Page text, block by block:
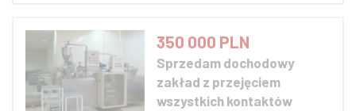
wraz z domem, znajdującą się przy
głównym Rynku kilkutysięcznego
miasta. Proponowana cena dotyczy
budynków m...
350 000 PLN
Sprzedam dochodowy
zakład z przejęciem
wszystkich kontaktów